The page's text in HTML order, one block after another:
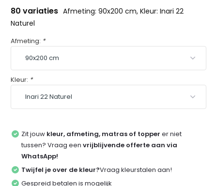
80 variaties Afmeting: 90x200 cm, Kleur: Inari 22
Naturel
Afmeting: *
Kleur: *
Zit jouw kleur, afmeting, matras of topper er niet
tussen? Vraag eenvrijblijvende offerte aan via
WhatsApp!
Twijfel je over de kleur?Vraag kleurstalen aan!
Gespreid betalen is mogelijk